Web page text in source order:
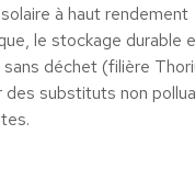
à haut rendement
le stockage durable
sans déchet (filière
des substituts non